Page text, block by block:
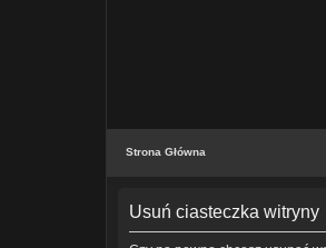
Strona Główna
Usuń ciasteczka witryny